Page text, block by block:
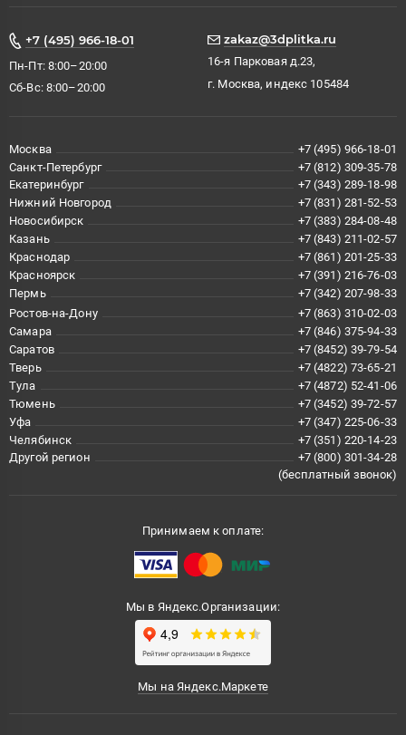
+7 (495) 966-18-01
Пн-Пт: 8:00–20:00
Сб-Вс: 8:00–20:00
zakaz@3dplitka.ru
16-я Парковая д.23,
г. Москва, индекс 105484
Москва
+7 (495) 966-18-01
Санкт-Петербург
+7 (812) 309-35-78
Екатеринбург
+7 (343) 289-18-98
Нижний Новгород
+7 (831) 281-52-53
Новосибирск
+7 (383) 284-08-48
Казань
+7 (843) 211-02-57
Краснодар
+7 (861) 201-25-33
Красноярск
+7 (391) 216-76-03
Пермь
+7 (342) 207-98-33
Ростов-на-Дону
+7 (863) 310-02-03
Самара
+7 (846) 375-94-33
Саратов
+7 (8452) 39-79-54
Тверь
+7 (4822) 73-65-21
Тула
+7 (4872) 52-41-06
Тюмень
+7 (3452) 39-72-57
Уфа
+7 (347) 225-06-33
Челябинск
+7 (351) 220-14-23
Другой регион
+7 (800) 301-34-28
(бесплатный звонок)
Принимаем к оплате:
Мы в Яндекс.Организации:
Мы на Яндекс.Маркете